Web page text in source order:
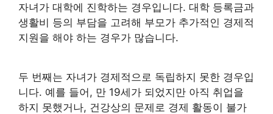
자녀가 대학에 진학하는 경우입니다. 대학 등록금과
생활비 등의 부담을 고려해 부모가 추가적인 경제적
지원을 해야 하는 경우가 많습니다.
두 번째는 자녀가 경제적으로 독립하지 못한 경우입
니다. 예를 들어, 만 19세가 되었지만 아직 취업을
하지 못했거나, 건강상의 문제로 경제 활동이 불가